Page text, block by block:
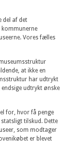
del af det
kommunerne
Vores fælles
at ikke en
har udtrykt
udtrykt ønske
for, hvor få penge
tilskud. Dette
som modtager
er blevet